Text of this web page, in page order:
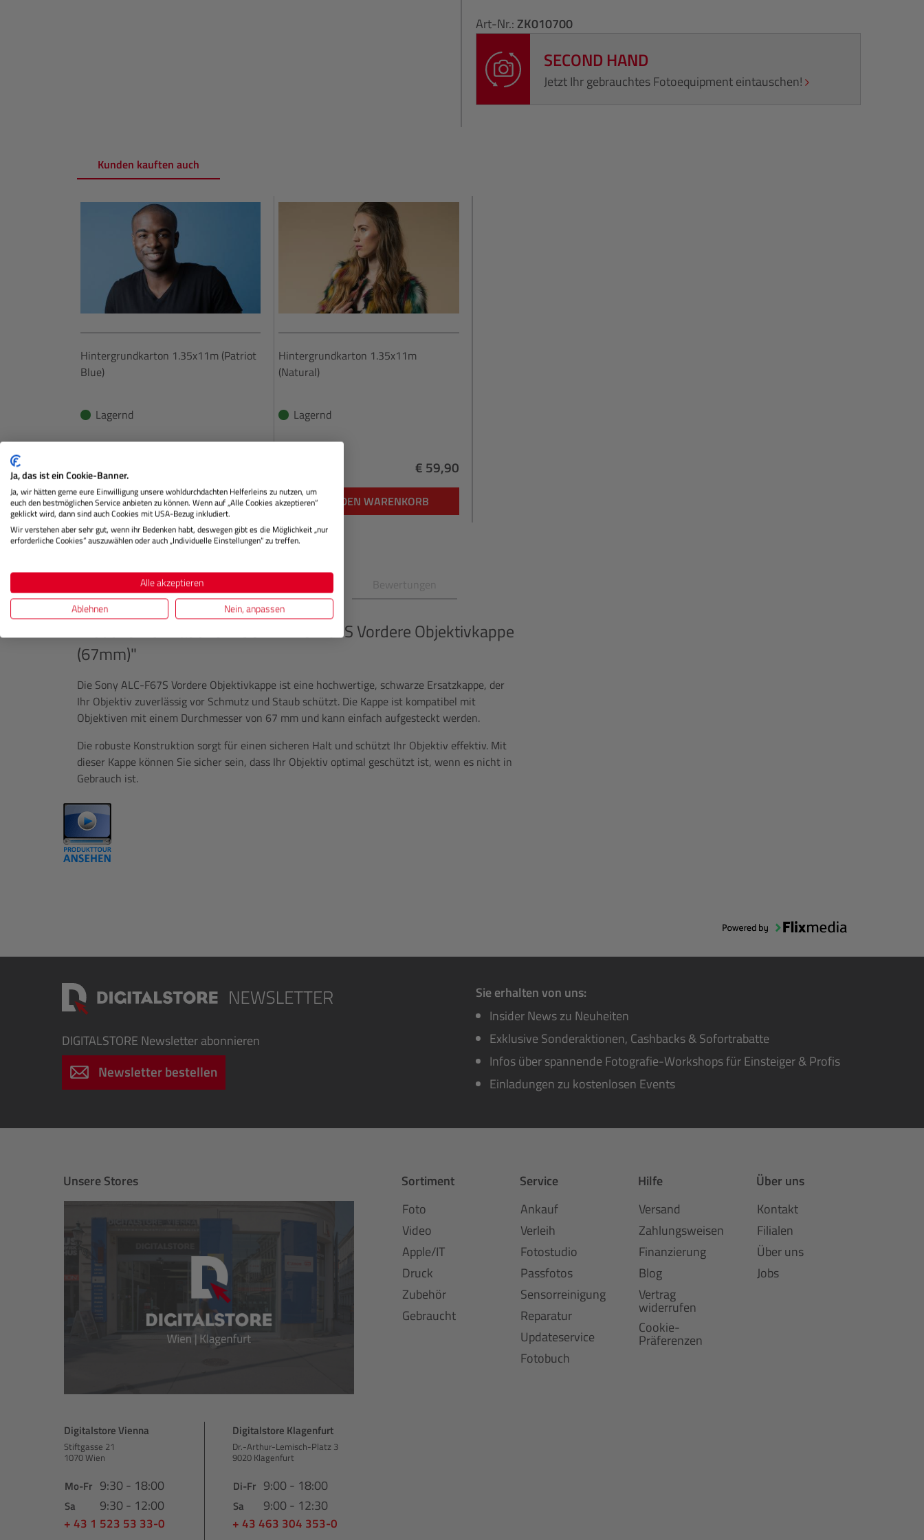
Art-Nr.: ZK010700
SECOND HAND
Jetzt Ihr gebrauchtes Fotoequipment eintauschen!
Kunden kauften auch
Hintergrundkarton 1.35x11m (Patriot
Blue)
Lagernd
Preis
Regulärer Preis:
IN DEN WARENKORB
Hintergrundkarton 1.35x11m
(Natural)
Lagernd
Regulärer Preis:
€ 59,90
IN DEN WARENKORB
Beschreibung Bewertungen
Produktinformationen "SONYALC-F67S Vordere Objektivkappe
(67mm)"
Die Sony ALC-F67S Vordere Objektivkappe ist eine hochwertige, schwarze Ersatzkappe, der
Ihr Objektiv zuverlässig vor Schmutz und Staub schützt. Die Kappe ist kompatibel mit
Objektiven mit einem Durchmesser von 67 mm und kann einfach aufgesteckt werden.
Die robuste Konstruktion sorgt für einen sicheren Halt und schützt Ihr Objektiv effektiv. Mit
dieser Kappe können Sie sicher sein, dass Ihr Objektiv optimal geschützt ist, wenn es nicht in
Gebrauch ist.
DIGITALSTORE Newsletter abonnieren
Newsletter bestellen
Sie erhalten von uns:
Insider News zu Neuheiten
Exklusive Sonderaktionen, Cashbacks & Sofortrabatte
Infos über spannende Fotografie-Workshops für Einsteiger & Profis
Einladungen zu kostenlosen Events
Unsere Stores
Digitalstore Vienna
Stiftgasse 21
1070 Wien
Mo-Fr 9:30 - 18:00
Sa 9:30 - 12:00
+ 43 1 523 53 33-0
Digitalstore Klagenfurt
Dr.-Arthur-Lemisch-Platz 3
9020 Klagenfurt
Di-Fr 9:00 - 18:00
Sa 9:00 - 12:30
+ 43 463 304 353-0
Sortiment
Foto
Video
Apple/IT
Druck
Zubehör
Gebraucht
Service
Ankauf
Verleih
Fotostudio
Passfotos
Sensorreinigung
Reparatur
Updateservice
Fotobuch
Hilfe
Versand
Zahlungsweisen
Finanzierung
Blog
Vertrag
widerrufen
Cookie-
Präferenzen
Über uns
Kontakt
Filialen
Über uns
Jobs
Ja, das ist ein Cookie-Banner.
Ja, wir hätten gerne eure Einwilligung unsere wohldurchdachten Helferleins zu nutzen, um
euch den bestmöglichen Service anbieten zu können. Wenn auf „Alle Cookies akzeptieren“
geklickt wird, dann sind auch Cookies mit USA-Bezug inkludiert.
Wir verstehen aber sehr gut, wenn ihr Bedenken habt, deswegen gibt es die Möglichkeit „nur
erforderliche Cookies“ auszuwählen oder auch „Individuelle Einstellungen“ zu treffen.
Alle akzeptieren
Ablehnen
Nein, anpassen